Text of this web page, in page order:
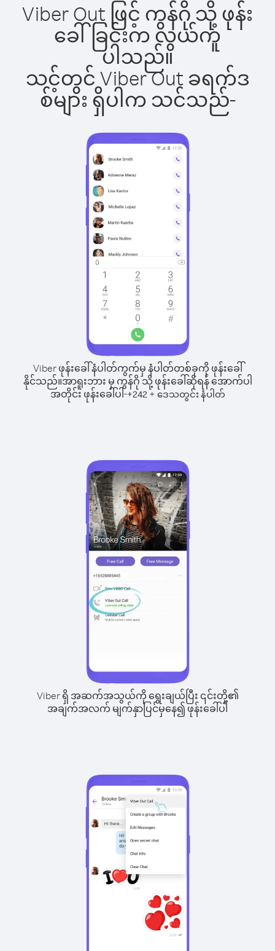
Viber Out ဖြင့် ကွန်ဂို သို့ ဖုန်း
ခေါ်ခြင်းက လွယ်ကူ
ပါသည်။
သင့်တွင် Viber Out ခရက်ဒ
စ်များ ရှိပါက သင်သည်-
Viber ဖုန်းခေါ်နံပါတ်ကွက်မှ နံပါတ်တစ်ခုကို ဖုန်းခေါ်
နိုင်သည်။အာရူးဘား မှ ကွန်ဂို သို့ ဖုန်းခေါ်ဆိုရန် အောက်ပါ
အတိုင်း ဖုန်းခေါ်ပါ-+242+ ဒေသတွင်း နံပါတ်
Viber ရှိ အဆက်အသွယ်ကို ရွေးချယ်ပြီး ၎င်းတို့၏
အချက်အလက် မျက်နှာပြင်မှနေ၍ ဖုန်းခေါ်ပါ